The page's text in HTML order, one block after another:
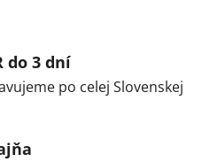
do 3 dní
po celej Slovenskej